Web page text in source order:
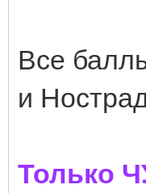
Все
и
Только